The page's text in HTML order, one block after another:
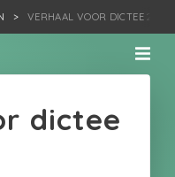
VERHAAL VOOR DICTEE 2025
dictee